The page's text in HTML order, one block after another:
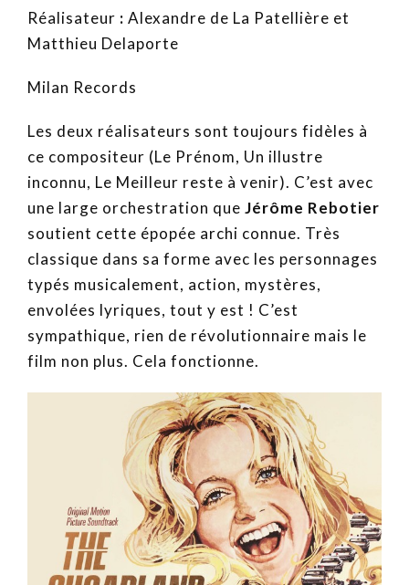
Réalisateur : Alexandre de La Patellière et
Matthieu Delaporte
Milan Records
Les deux réalisateurs sont toujours fidèles à
ce compositeur (Le Prénom, Un illustre
inconnu, Le Meilleur reste à venir). C’est avec
une large orchestration que Jérôme Rebotier
soutient cette épopée archi connue. Très
classique dans sa forme avec les personnages
typés musicalement, action, mystères,
envolées lyriques, tout y est ! C’est
sympathique, rien de révolutionnaire mais le
film non plus. Cela fonctionne.